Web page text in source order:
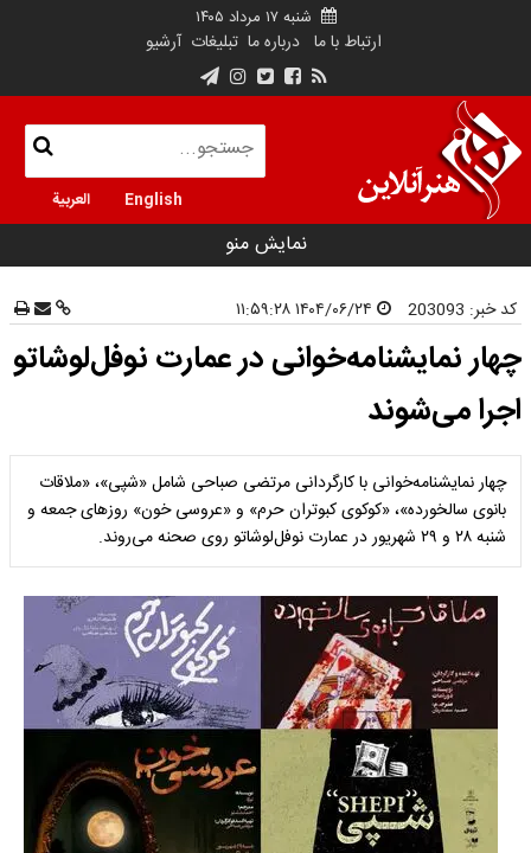
شنبه ۱۷ مرداد ۱۴۰۵
ارتباط با ما درباره ما تبلیغات آرشیو
English العربية
نمایش منو
کد خبر: 203093
چهار نمایشنامه‌خوانی در عمارت نوفل‌لوشاتو
اجرا می‌شوند
چهار نمایشنامه‌خوانی با کارگردانی مرتضی صباحی شامل «شپی»، «ملاقات
بانوی سالخورده»، «کوکوی کبوتران حرم» و «عروسی خون» روزهای جمعه و
شنبه ۲۸ و ۲۹ شهریور در عمارت نوفل‌لوشاتو روی صحنه می‌روند.